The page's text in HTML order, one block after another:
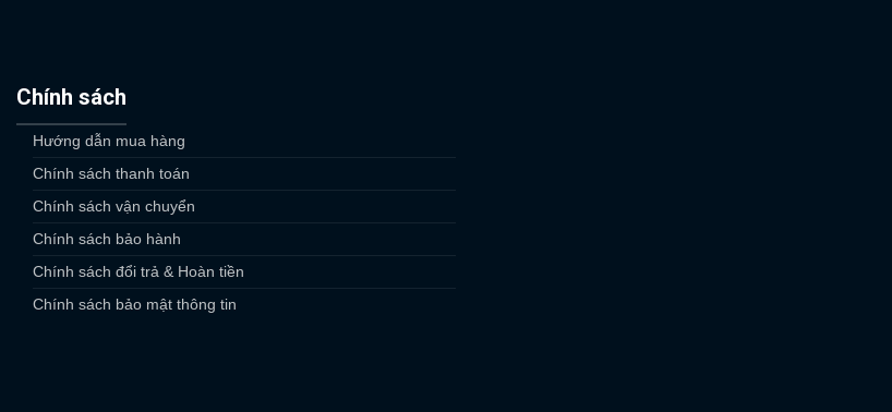
Chính sách
Hướng dẫn mua hàng
Chính sách thanh toán
Chính sách vận chuyển
Chính sách bảo hành
Chính sách đổi trả & Hoàn tiền
Chính sách bảo mật thông tin